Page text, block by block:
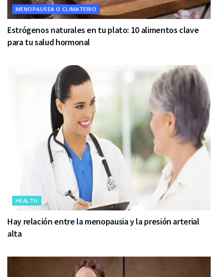
MENOPAUSEA O CLIMATERIO
Estrógenos naturales en tu plato: 10 alimentos clave
para tu salud hormonal
HEALTH
Hay relación entre la menopausia y la presión arterial
alta